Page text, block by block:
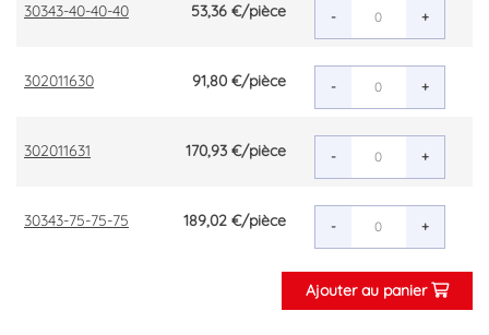
30343-40-40-40 53,36 €/pièce - +
302011630 91,80 €/pièce - +
302011631 170,93 €/pièce - +
30343-75-75-75 189,02 €/pièce - +
Ajouter au panier